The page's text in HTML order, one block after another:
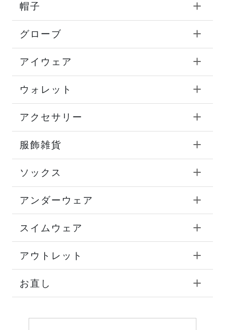
帽子
グローブ
アイウェア
ウォレット
アクセサリー
服飾雑貨
ソックス
アンダーウェア
スイムウェア
アウトレット
お直し